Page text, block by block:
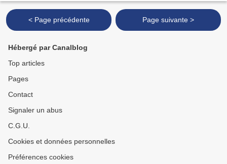
< Page précédente Page suivante >
Hébergé par Canalblog
Top articles
Pages
Contact
Signaler un abus
C.G.U.
Cookies et données personnelles
Préférences cookies